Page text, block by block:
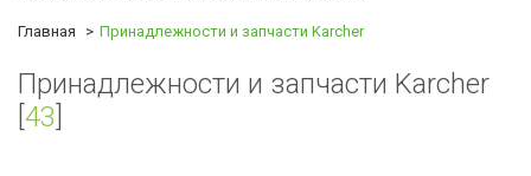
Главная Принадлежности и запчасти Karcher
Принадлежности и запчасти Karcher
43